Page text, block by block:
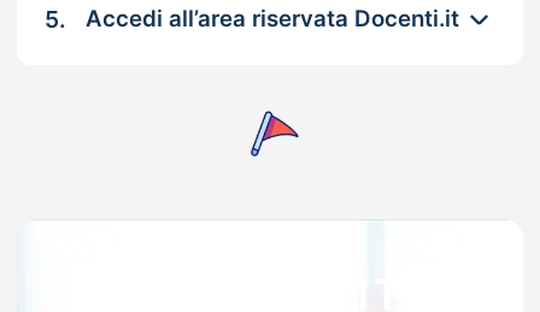
5. Accedi all’area riservata Docenti.it